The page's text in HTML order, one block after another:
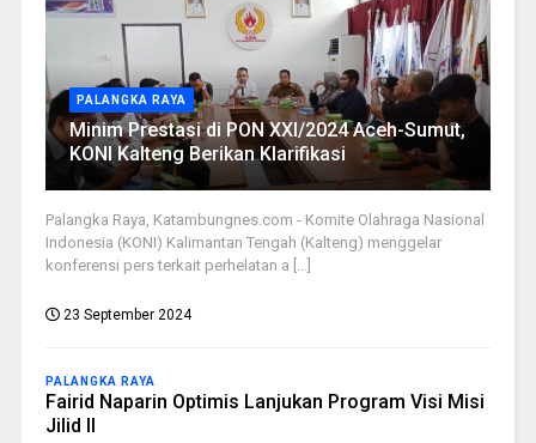
PALANGKA RAYA
Minim Prestasi di PON XXI/2024 Aceh-Sumut,
KONI Kalteng Berikan Klarifikasi
Palangka Raya, Katambungnes.com - Komite Olahraga Nasional
Indonesia (KONI) Kalimantan Tengah (Kalteng) menggelar
konferensi pers terkait perhelatan a [...]
23 September 2024
PALANGKA RAYA
Fairid Naparin Optimis Lanjukan Program Visi Misi
Jilid II